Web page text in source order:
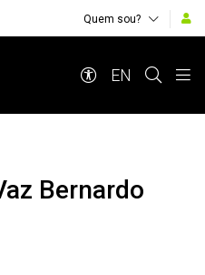
Quem sou?
EN
Bernardo